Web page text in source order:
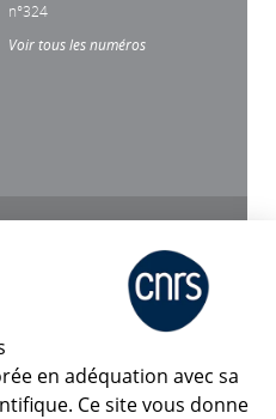
n°324
Voir tous les numéros
Le Mag
en adéquation avec sa
Ce site vous donne